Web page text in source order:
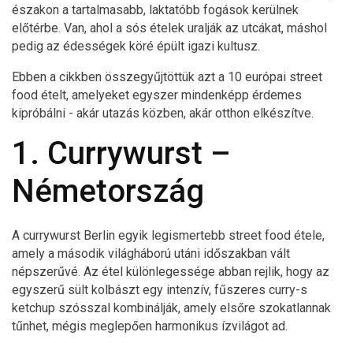
északon a tartalmasabb, laktatóbb fogások kerülnek
előtérbe. Van, ahol a sós ételek uralják az utcákat, máshol
pedig az édességek köré épült igazi kultusz.
Ebben a cikkben összegyűjtöttük azt a 10 európai street
food ételt, amelyeket egyszer mindenképp érdemes
kipróbálni - akár utazás közben, akár otthon elkészítve.
1. Currywurst –
Németország
A currywurst Berlin egyik legismertebb street food étele,
amely a második világháború utáni időszakban vált
népszerűvé. Az étel különlegessége abban rejlik, hogy az
egyszerű sült kolbászt egy intenzív, fűszeres curry-s
ketchup szósszal kombinálják, amely elsőre szokatlannak
tűnhet, mégis meglepően harmonikus ízvilágot ad.